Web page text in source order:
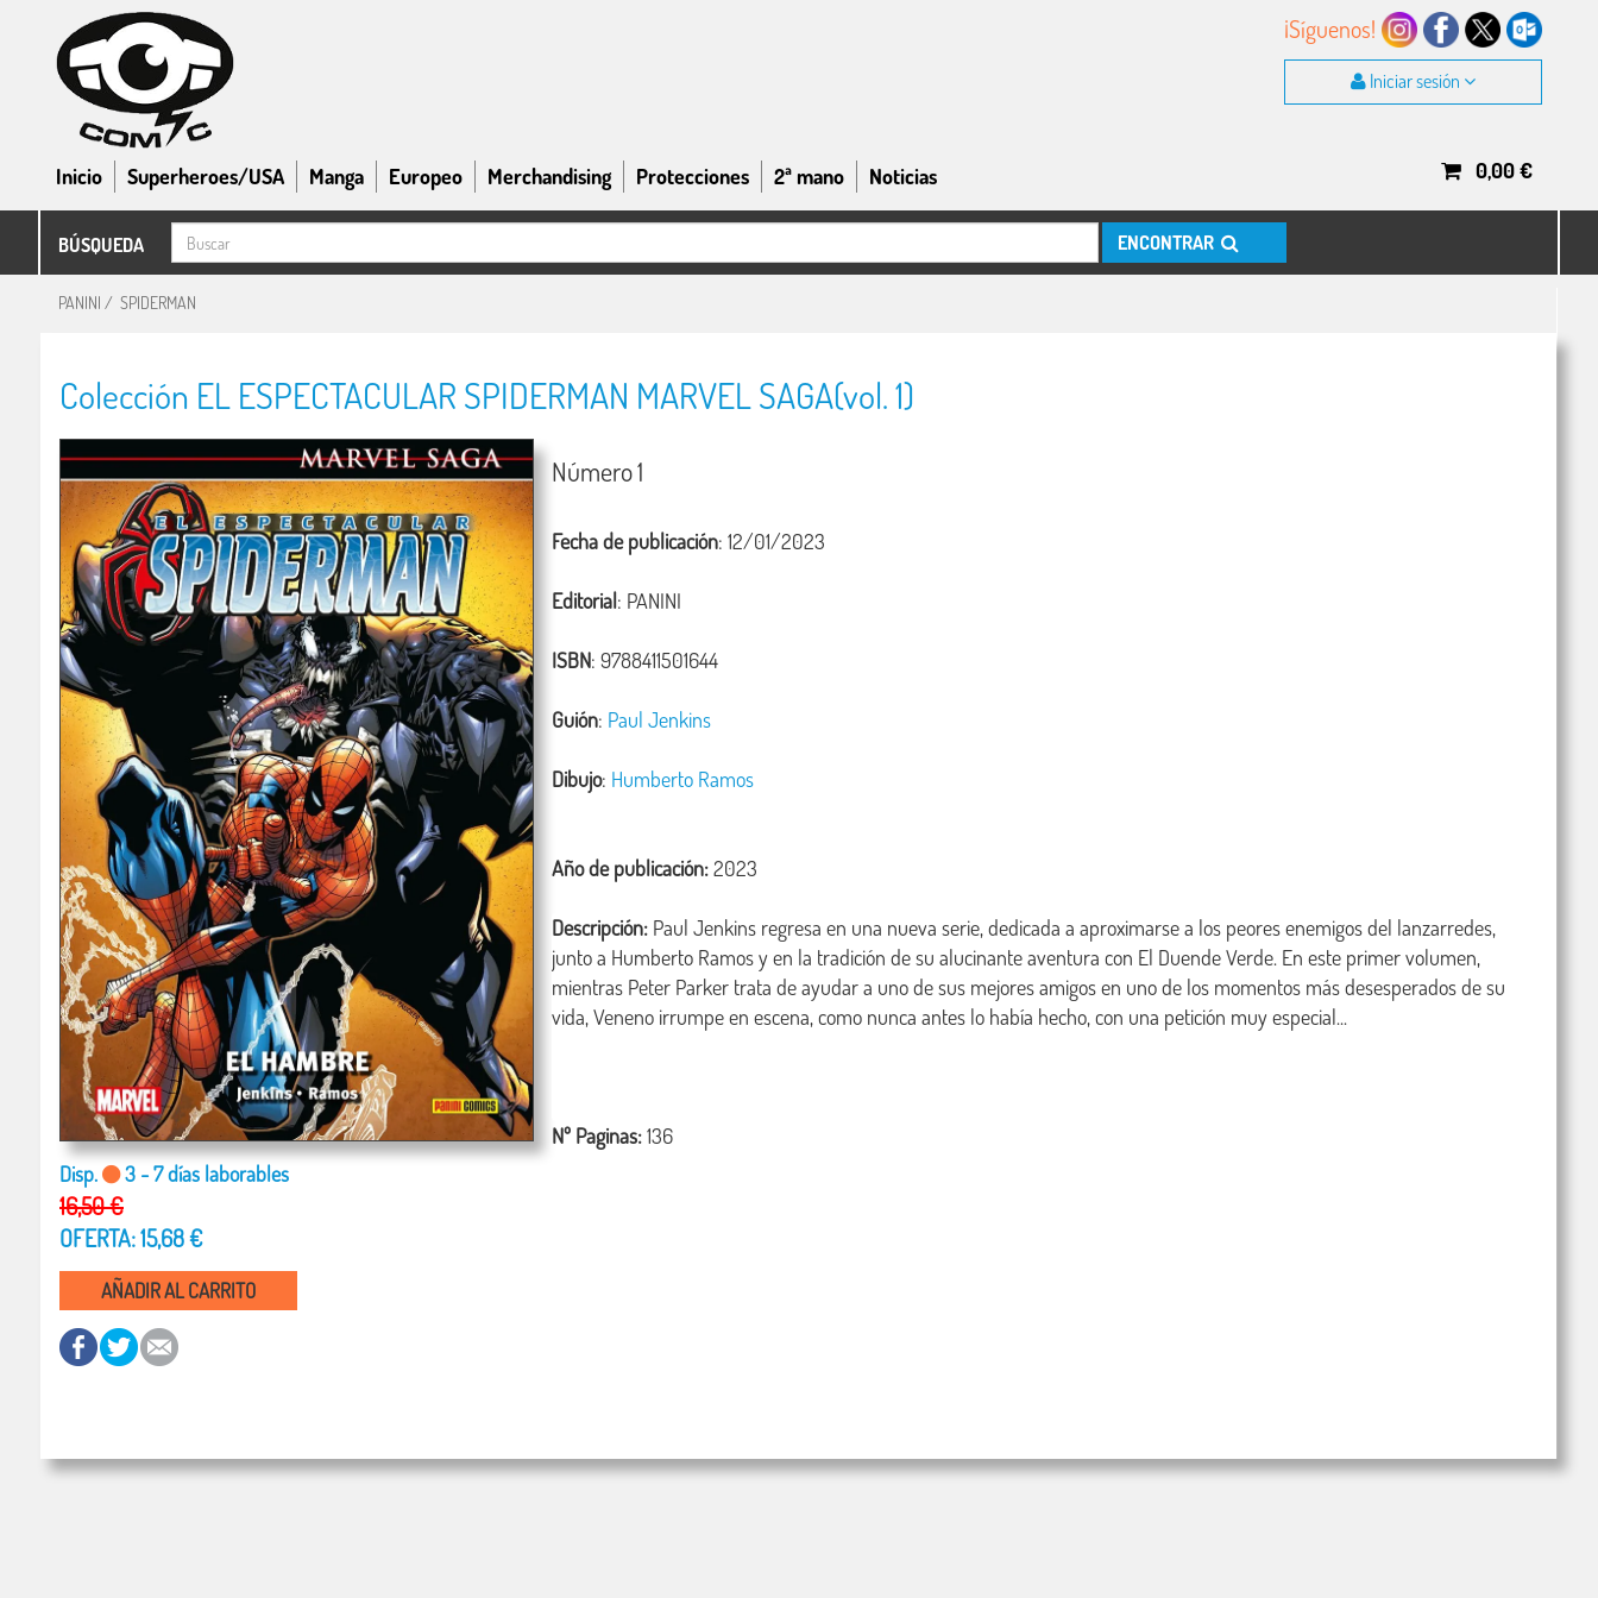
¡Síguenos!
Iniciar sesión
Inicio Superheroes/USA Manga Europeo Merchandising Protecciones 2ª mano Noticias 0,00€
BÚSQUEDA ENCONTRAR
PANINI / SPIDERMAN
Colección EL ESPECTACULAR SPIDERMAN MARVEL SAGA(vol. 1)
Disp. 3 - 7 días laborables
16,50 €
OFERTA: 15,68 €
AÑADIR AL CARRITO
Número 1
Fecha de publicación: 12/01/2023
Editorial: PANINI
ISBN: 9788411501644
Guión: Paul Jenkins
Dibujo: Humberto Ramos
Año de publicación:2023
Descripción: Paul Jenkins regresa en una nueva serie, dedicada a aproximarse a los peores enemigos del lanzarredes,
junto a Humberto Ramos y en la tradición de su alucinante aventura con El Duende Verde. En este primer volumen,
mientras Peter Parker trata de ayudar a uno de sus mejores amigos en uno de los momentos más desesperados de su
vida, Veneno irrumpe en escena, como nunca antes lo había hecho, con una petición muy especial...
Nº Paginas:136